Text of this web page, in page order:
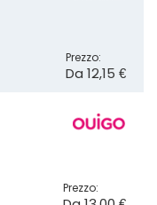
Prezzo:
Da 12,15 €
Prezzo: